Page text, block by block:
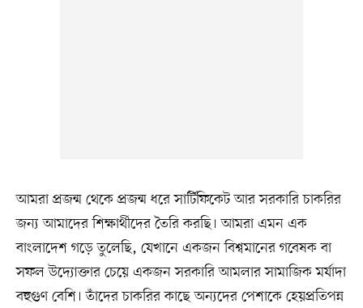
আমরা প্রজন্ম থেকে প্রজন্ম ধরে সার্টিফিকেট আর সরকারি চাকরির
জন্য আমাদের শিক্ষার্থীদের তৈরি করছি। আমরা এমন এক
বাংলাদেশ গড়ে তুলেছি, যেখানে একজন বিশ্বমানের গবেষক বা
সফল উদ্যোক্তার চেয়ে একজন সরকারি আমলার সামাজিক মর্যাদা
বহুগুণ বেশি। তাঁদের চাকরির কাছে অন্যদের পেশাকে হেয়প্রতিপন্ন